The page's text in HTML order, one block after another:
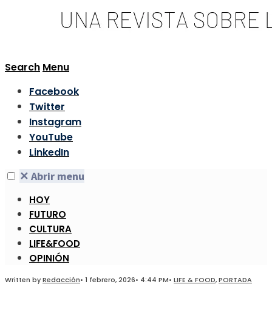
Search Menu
Facebook
Twitter
Instagram
YouTube
LinkedIn
✕ Abrir menu
HOY
FUTURO
CULTURA
LIFE&FOOD
OPINIÓN
Written byRedacción• 1 febrero, 2026• 4:44 PM• LIFE & FOOD,PORTADA